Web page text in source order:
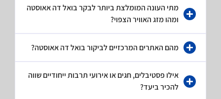
Magyarország Szerint
A minimális befizetések kérdése kulcsfontosságú szerepet
elmúlt évtized dinamikus változásai során. A Casizoid
Magyarország átfogó elemzése szerint a minimális tétösszegek
alakulása nemcsak a játékosok hozzáférhetőségét befolyásolta,
מתי העונה המומלצת ביותר לבקר בואל דה אאוסטה
ומהו מזג האוויר הצפוי?
מהם האתרים המרכזיים לביקור בואל דה אאוסטה?
אילו פסטיבלים, חגים או אירועי תרבות ייחודיים שווה
להכיר ביעד?